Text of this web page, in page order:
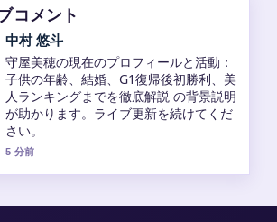
コメント
山本 葵
小寺真理のプロフィールを完全解説！ス
リーサイズ・身長・経歴・元相方・実
家・吉本新喜劇・吉本坂46まで の報道
は丁寧で、流れを追いやすいです。
7 分前